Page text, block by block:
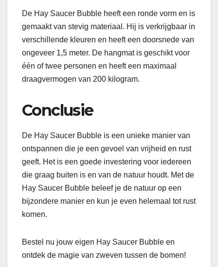
De Hay Saucer Bubble heeft een ronde vorm en is
gemaakt van stevig materiaal. Hij is verkrijgbaar in
verschillende kleuren en heeft een doorsnede van
ongeveer 1,5 meter. De hangmat is geschikt voor
één of twee personen en heeft een maximaal
draagvermogen van 200 kilogram.
Conclusie
De Hay Saucer Bubble is een unieke manier van
ontspannen die je een gevoel van vrijheid en rust
geeft. Het is een goede investering voor iedereen
die graag buiten is en van de natuur houdt. Met de
Hay Saucer Bubble beleef je de natuur op een
bijzondere manier en kun je even helemaal tot rust
komen.
Bestel nu jouw eigen Hay Saucer Bubble en
ontdek de magie van zweven tussen de bomen!